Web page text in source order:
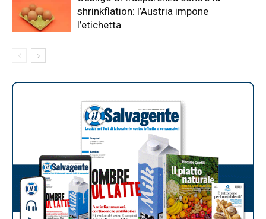
shrinkflation: l’Austria impone
l’etichetta